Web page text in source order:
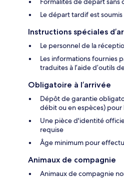
Le départ tardif est
Instructions spéciales
Le personnel de la
Les informations fournies
traduites à l’aide d’outils
Obligatoire à l’arrivée
Dépôt de garantie
débit ou en espèces) pour
Une pièce d'identité
requise
Âge minimum pour
Animaux de compagnie
Animaux de compagnie